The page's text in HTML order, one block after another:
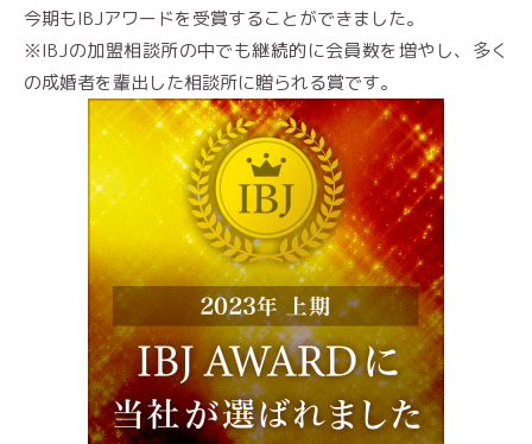
今期もIBJアワードを受賞することができました。
※IBJの加盟相談所の中でも継続的に会員数を増やし、多く
の成婚者を輩出した相談所に贈られる賞です。